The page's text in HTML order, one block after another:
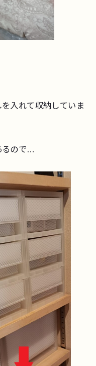
入れて収納していま
るので…